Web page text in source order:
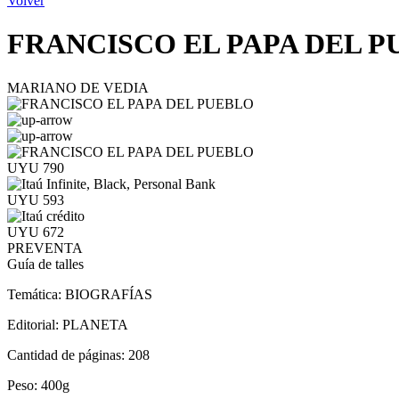
FRANCISCO EL PAPA DEL
MARIANO DE VEDIA
UYU 790
UYU 593
UYU 672
PREVENTA
Guía de talles
Temática: BIOGRAFÍAS
Editorial: PLANETA
Cantidad de páginas: 208
Peso: 400g